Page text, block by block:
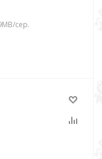
сер.